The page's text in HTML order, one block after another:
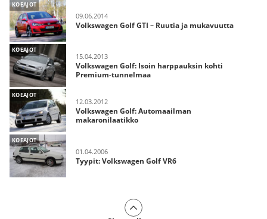
KOEAJOT
09.06.2014
Volkswagen Golf GTI – Ruutia ja mukavuutta
KOEAJOT
15.04.2013
Volkswagen Golf: Isoin harppauksin kohti
Premium-tunnelmaa
KOEAJOT
12.03.2012
Volkswagen Golf: Automaailman
makaronilaatikko
KOEAJOT
01.04.2006
Tyypit: Volkswagen Golf VR6